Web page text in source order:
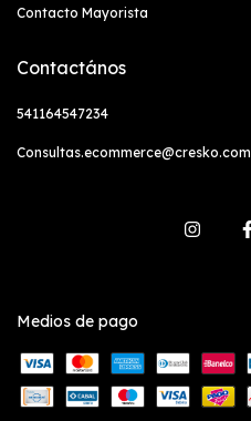
Contacto Mayorista
Contactános
541164547234
Consultas.ecommerce@cresko.com
Medios de pago